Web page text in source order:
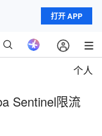
打开 APP
个人
Sentinel限流